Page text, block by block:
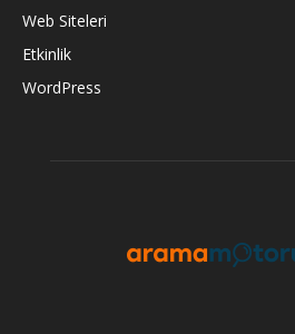
Web Siteleri
Etkinlik
WordPress